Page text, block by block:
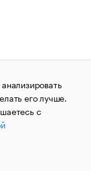
прав
Сообщения
надзору в сфере
номером ИА
Отдельные
его лучше.
с